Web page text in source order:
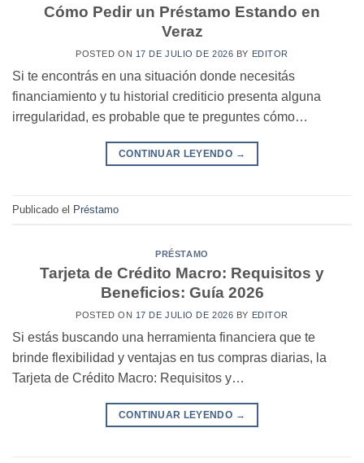
Cómo Pedir un Préstamo Estando en
Veraz
POSTED ON 17 DE JULIO DE 2026 BY EDITOR
Si te encontrás en una situación donde necesitás
financiamiento y tu historial crediticio presenta alguna
irregularidad, es probable que te preguntes cómo…
CONTINUAR LEYENDO →
Publicado el Préstamo
PRÉSTAMO
Tarjeta de Crédito Macro: Requisitos y
Beneficios: Guía 2026
POSTED ON 17 DE JULIO DE 2026 BY EDITOR
Si estás buscando una herramienta financiera que te
brinde flexibilidad y ventajas en tus compras diarias, la
Tarjeta de Crédito Macro: Requisitos y…
CONTINUAR LEYENDO →